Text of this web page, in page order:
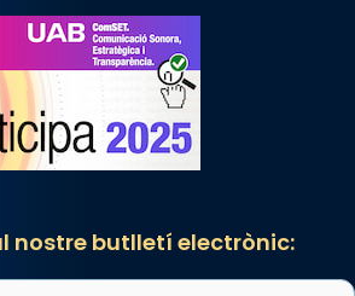
nostre butlletí electrònic: